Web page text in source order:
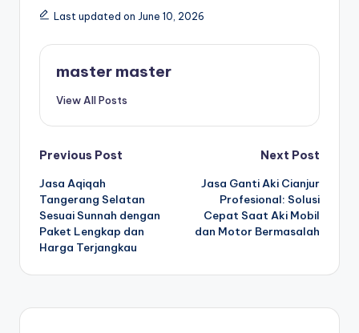
Last updated on June 10, 2026
master master
View All Posts
Post
navigation
Previous Post
Jasa Aqiqah
Tangerang Selatan
Sesuai Sunnah dengan
Paket Lengkap dan
Harga Terjangkau
Next Post
Jasa Ganti Aki Cianjur
Profesional: Solusi
Cepat Saat Aki Mobil
dan Motor Bermasalah